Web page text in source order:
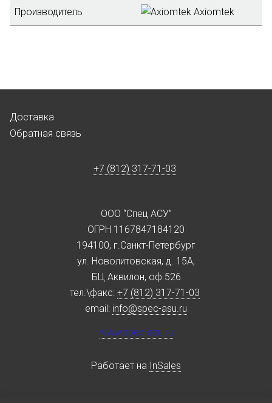
Производитель Axiomtek
Доставка
Обратная связь
+7 (812) 317-71-03
ООО “Спец АСУ”
ОГРН 1167847184120
194100, г.Санкт-Петербург
ул. Новолитовская, д. 15А,
БЦ Аквилон, оф.526
тел.\факс: +7 (812) 317-71-03
email: info@spec-asu.ru
www.spec-asu.ru
Работает на InSales